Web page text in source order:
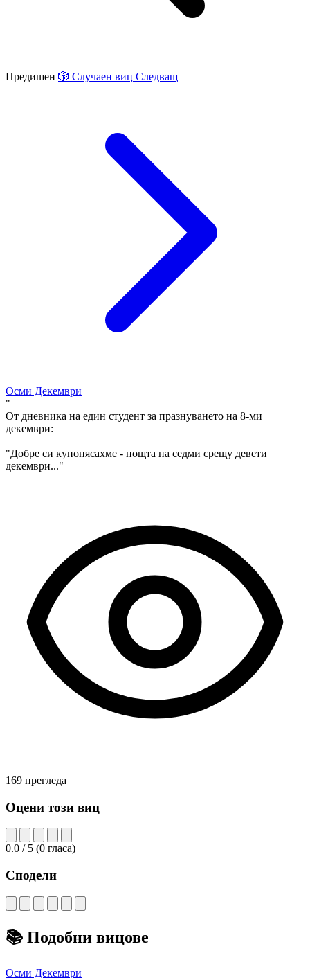
Предишен 🎲 Случаен виц Следващ
Осми Декември
"
От дневника на един студент за празнуването на 8-ми
декември:
"Добре си купонясахме - нощта на седми срещу девети
декември..."
169 прегледа
Оцени този виц
0.0 / 5 (0 гласа)
Сподели
📚 Подобни вицове
Осми Декември